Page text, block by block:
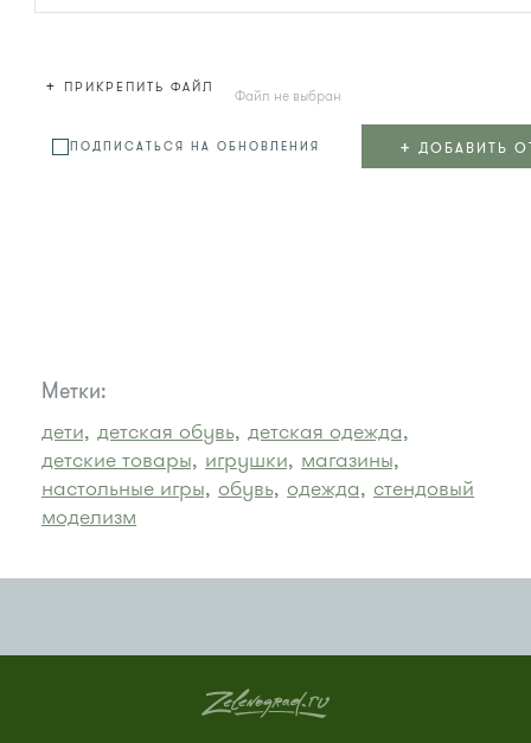
+ ПРИКРЕПИТЬ ФАЙЛ Файл не выбран
ПОДПИСАТЬСЯ НА ОБНОВЛЕНИЯ + ДОБАВИТЬ
Метки:
дети, детская обувь, детская одежда,
детские товары, игрушки, магазины,
настольные игры, обувь, одежда, стендовый
моделизм